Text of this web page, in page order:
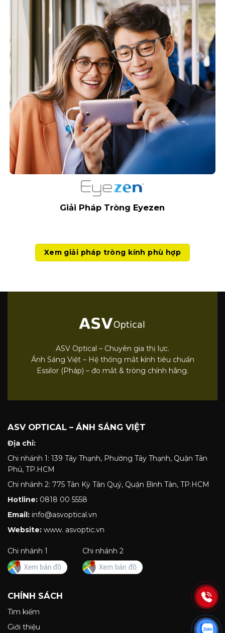
Giải Pháp Tròng Eyezen
Xem giải pháp tròng kính phù hợp
ASV Optical – Chuyên gia thị lực.
Ánh Sáng Việt – Hệ thống mắt kính tiêu chuẩn
Essilor (Pháp) – đo mắt & tròng chính hãng.
ASV OPTICAL – ÁNH SÁNG VIỆT
Địa chỉ:
Chi nhánh 1: 139 Tây Thạnh, Phường Tây Thạnh, Quận Tân
Phú, TP.HCM
Chi nhánh 2: 775 Tân Kỳ Tân Quý, Quận Bình Tân, TP.HCM
Hotline: 0818 00 5558
Email: info@asvoptical.vn
Website: www. asvoptic.vn
Chi nhánh 1 Chi nhánh 2
CHÍNH SÁCH
Tìm kiếm
Giới thiệu